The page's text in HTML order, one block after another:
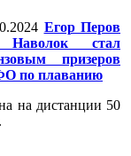
Егор Перов
стал
призеров
по плаванию
на дистанции 50